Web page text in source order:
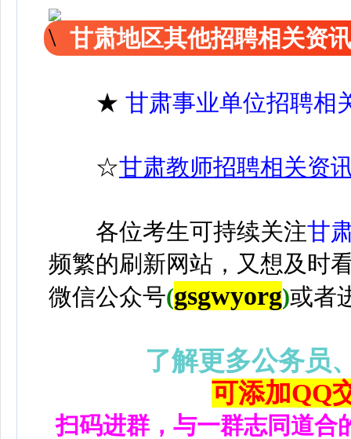
甘肃地区其他招聘相关资
★ 甘肃事业单位招聘相
☆甘肃教师招聘相关资
各位考生可持续关注甘
频繁的刷新网站，又想及时
微信公众号(gsgwyorg)或者
了解更多公务员
可添加QQ
扫码进群，与一群志同道合